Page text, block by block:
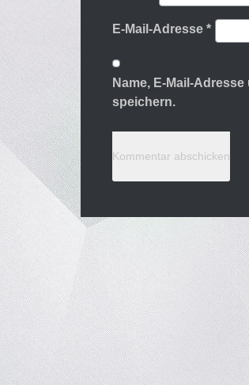
E-Mail-Adresse *
Name, E-Mail-
speichern.